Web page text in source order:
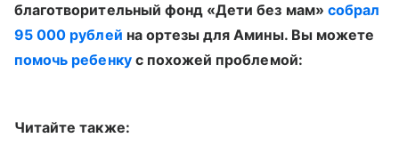
благотворительный фонд «Дети без мам» собрал
95 000 рублей на ортезы для Амины. Вы можете
помочь ребенкус похожей проблемой:
Читайте также: